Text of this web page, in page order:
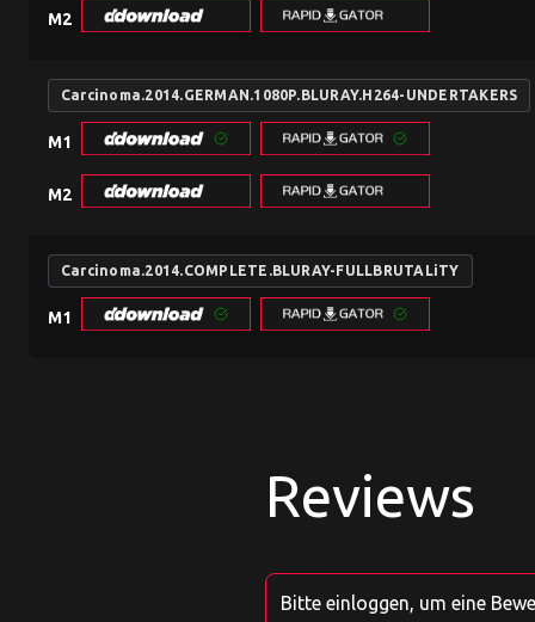
M2
Carcinoma.2014.GERMAN.1080P.BLURAY.H264-UNDERTAKERS
M1
M2
Carcinoma.2014.COMPLETE.BLURAY-FULLBRUTALiTY
M1
Reviews
Bitte einloggen, um eine